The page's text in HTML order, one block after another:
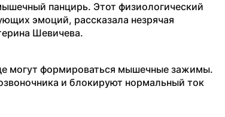
панцирь. Этот физиологический
эмоций, рассказала незрячая
Шевичева.
могут формироваться мышечные зажимы.
и блокируют нормальный ток